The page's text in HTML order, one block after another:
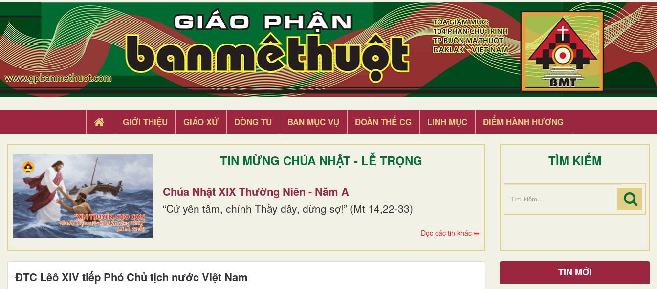
GIỚI THIỆU GIÁO XỨ DÒNG TU BAN MỤC VỤ ĐOÀN THỂ CG LINH MỤC ĐIỂM HÀNH HƯƠNG
TIN MỪNG CHÚA NHẬT - LỄ TRỌNG
Chúa Nhật XIX Thường Niên - Năm A
“Cứ yên tâm, chính Thầy đây, đừng sợ!” (Mt 14,22-33)
Đọc các tin khác ➥
TÌM KIẾM
ĐTC Lêô XIV tiếp Phó Chủ tịch nước Việt Nam TIN MỚI